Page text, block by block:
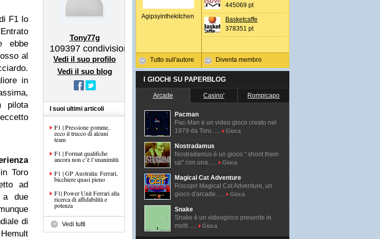
F1 lo
ebbe
al
in
pilota
Toro
ad
a due
di
Tony77g
109397 condivisioni
Vedi il suo profilo
Vedi il suo blog
I suoi ultimi articoli
F1 | Pressione gomme,
ecco il trucco di alcuni
team
F1 | Format qualifiche
ancora non c’è l’unanimità
F1 | GP Australia: Ferrari,
bicchiere quasi pieno
F1| Power Unit Ferrari alla
ricerca di affidabilità e
potenza
Vedi tutti
Agipsyinthekitchen
Tutto sull'autore
445069 pt
Basketcaffe
378351 pt
Diventa membro
I GIOCHI SU PAPERBLOG
Arcade Casino' Rompicapo
Pacman
Pac-Man é un video gioco creato nel
1979 da Toru......
Gioca
Nostradamus
Nostradamus è un gioco " shoot them
up" con una......
Gioca
Magical Cat Adventure
Riscopri Magical Cat Adventure, un
gioco d'arcade......
Gioca
Snake
Snake è un videogioco presente in
molti......
Gioca